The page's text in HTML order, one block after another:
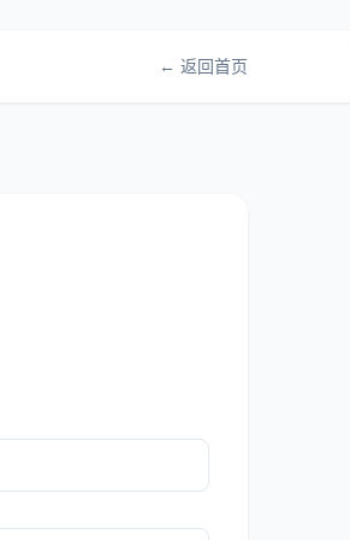
← 返回首页